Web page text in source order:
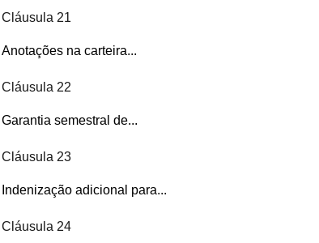
Cláusula 21
Anotações na carteira...
Cláusula 22
Garantia semestral de...
Cláusula 23
Indenização adicional para...
Cláusula 24